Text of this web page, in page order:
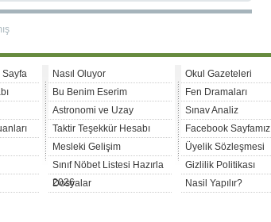
Sayfa
Nasıl Oluyor
Bu Benim Eserim
Astronomi ve Uzay
Taktir Teşekkür Hesabı
Mesleki Gelişim
Sınıf Nöbet Listesi Hazırla
2026
Dosyalar
Okul Gazeteleri
Fen Dramaları
Sınav Analiz
Facebook Sayfamız
Üyelik Sözleşmesi
Gizlilik Politikası
Nasil Yapılır?